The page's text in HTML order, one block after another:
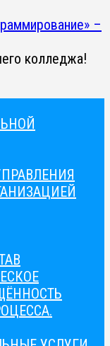
–
колледжа!